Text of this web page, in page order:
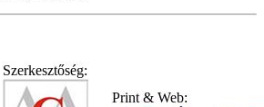
Szerkesztőség:
Print & Web: